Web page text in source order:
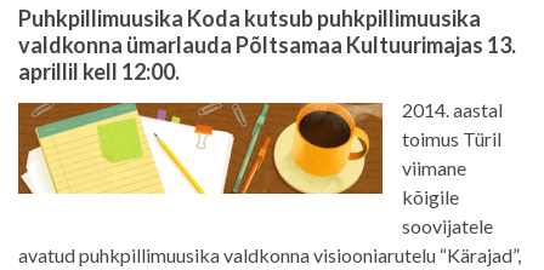
Puhkpillimuusika Koda kutsub puhkpillimuusika
valdkonna ümarlauda Põltsamaa Kultuurimajas 13.
aprillil kell 12:00.
2014. aastal
toimus Türil
viimane
kõigile
soovijatele
avatud puhkpillimuusika valdkonna visiooniarutelu “Kärajad”,